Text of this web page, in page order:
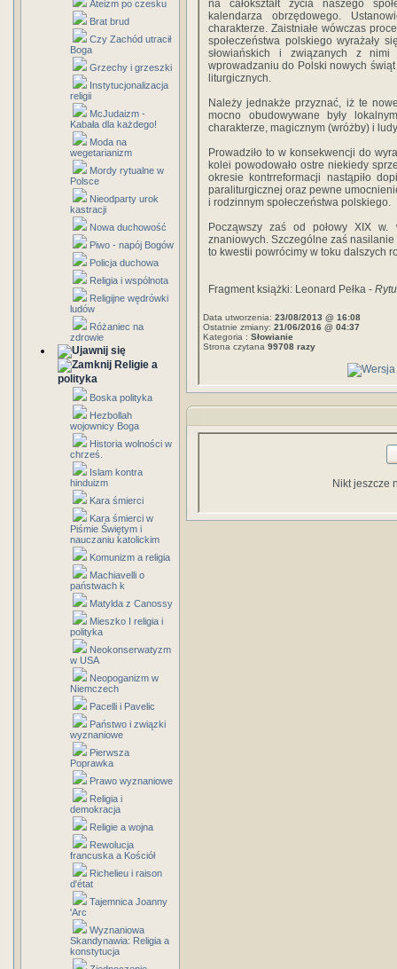
Ateizm po czesku
Brat brud
Czy Zachód utracił
Boga
Grzechy i grzeszki
Instytucjonalizacja
religii
McJudaizm -
Kabała dla każdego!
Moda na
wegetarianizm
Mordy rytualne w
Polsce
Nieodparty urok
kastracji
Nowa duchowość
Piwo - napój Bogów
Policja duchowa
Religia i wspólnota
Religijne wędrówki
ludów
Różaniec na
zdrowie
Religie a
polityka
Boska polityka
Hezbollah
wojownicy Boga
Historia wolności w
chrześ.
Islam kontra
hinduizm
Kara śmierci
Kara śmierci w
Piśmie Świętym i
nauczaniu katolickim
Komunizm a religia
Machiavelli o
państwach k
Matylda z Canossy
Mieszko I religia i
polityka
Neokonserwatyzm
w USA
Neopoganizm w
Niemczech
Pacelli i Pavelic
Państwo i związki
wyznaniowe
Pierwsza
Poprawka
Prawo wyznaniowe
Religia i
demokracja
Religie a wojna
Rewolucja
francuska a Kościół
Richelieu i raison
d'état
Tajemnica Joanny
'Arc
Wyznaniowa
Skandynawia: Religia a
konstytucja
na cało­kształt życia naszego
kalendarza obrzędowego.
charakterze. Zaistniałe wówczas
społe­czeństwa polskiego wyrażały
słowiańskich i zwią­zanych z
wprowadzaniu do Polski nowych
liturgicznych.
Należy jednakże przyznać, iż te
mocno obudowywane były
charakte­rze, magicznym (wróżby) i
Prowadziło to w konsekwencji do
kolei powodowało ostre niekiedy
okresie kontrreformacji nastąpiło
paraliturgicznej oraz pewne
i rodzinnym społeczeń­stwa polskiego.
Począwszy zaś od połowy XIX
znaniowych. Szczególne zaś
to kwestii powrócimy w toku dalszych
Fragment książki: Leonard Pełka -
Data utworzenia: 23/08/2013 @ 16:08
Ostatnie zmiany: 21/06/2016 @ 04:37
Kategoria : Słowianie
Strona czytana 99708 razy
Nikt jeszcze